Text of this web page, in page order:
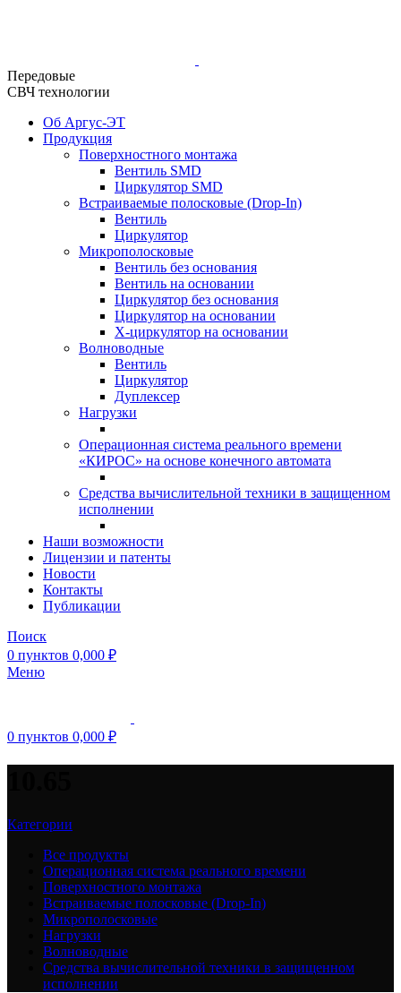
Передовые
СВЧ технологии
Об Аргус-ЭТ
Продукция
Поверхностного монтажа
Вентиль SMD
Циркулятор SMD
Встраиваемые полосковые (Drop-In)
Вентиль
Циркулятор
Микрополосковые
Вентиль без основания
Вентиль на основании
Циркулятор без основания
Циркулятор на основании
Х-циркулятор на основании
Волноводные
Вентиль
Циркулятор
Дуплексер
Нагрузки
Операционная система реального времени
«КИРОС» на основе конечного автомата
Средства вычислительной техники в защищенном
исполнении
Наши возможности
Лицензии и патенты
Новости
Контакты
Публикации
Поиск
0 пунктов 0,000 ₽
Меню
0 пунктов 0,000 ₽
Категории
Все продукты
Операционная система реального времени
Поверхностного монтажа
Встраиваемые полосковые (Drop-In)
Микрополосковые
Нагрузки
Волноводные
Средства вычислительной техники в защищенном
исполнении